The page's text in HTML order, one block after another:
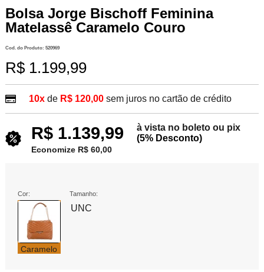
Bolsa Jorge Bischoff Feminina
Matelassê Caramelo Couro
Cod. do Produto: 520969
R$ 1.199,99
10xde R$ 120,00 sem juros no cartão de crédito
R$ 1.139,99
à vista no boleto ou pix
(5% Desconto)
Economize R$ 60,00
Cor:
Caramelo
Tamanho:
UNC